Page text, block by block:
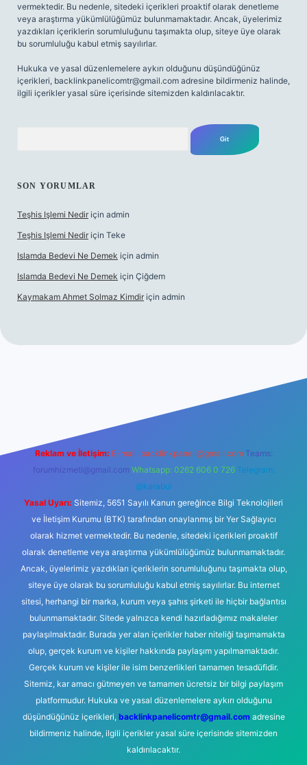
vermektedir. Bu nedenle, sitedeki içerikleri proaktif olarak denetleme
veya araştırma yükümlülüğümüz bulunmamaktadır. Ancak, üyelerimiz
yazdıkları içeriklerin sorumluluğunu taşımakta olup, siteye üye olarak
bu sorumluluğu kabul etmiş sayılırlar.
Hukuka ve yasal düzenlemelere aykırı olduğunu düşündüğünüz
içerikleri, backlinkpanelicomtr@gmail.com adresine bildirmeniz halinde,
ilgili içerikler yasal süre içerisinde sitemizden kaldırılacaktır.
SON YORUMLAR
Teşhis Işlemi Nedir için admin
Teşhis Işlemi Nedir için Teke
Islamda Bedevi Ne Demek için admin
Islamda Bedevi Ne Demek için Çiğdem
Kaymakam Ahmet Solmaz Kimdir için admin
Reklam ve İletişim: E-mail: backlinkpaneli@gmail.com Teams:
forumhizmeti@gmail.com Whatsapp: 0262 606 0 726 Telegram:
@karabul
Yasal Uyarı: Sitemiz, 5651 Sayılı Kanun gereğince Bilgi Teknolojileri
ve İletişim Kurumu (BTK) tarafından onaylanmış bir Yer Sağlayıcı
olarak hizmet vermektedir. Bu nedenle, sitedeki içerikleri proaktif
olarak denetleme veya araştırma yükümlülüğümüz bulunmamaktadır.
Ancak, üyelerimiz yazdıkları içeriklerin sorumluluğunu taşımakta olup,
siteye üye olarak bu sorumluluğu kabul etmiş sayılırlar. Bu internet
sitesi, herhangi bir marka, kurum veya şahıs şirketi ile hiçbir bağlantısı
bulunmamaktadır. Sitede yalnızca kendi hazırladığımız makaleler
paylaşılmaktadır. Burada yer alan içerikler haber niteliği taşımamakta
olup, gerçek kurum ve kişiler hakkında paylaşım yapılmamaktadır.
Gerçek kurum ve kişiler ile isim benzerlikleri tamamen tesadüfidir.
Sitemiz, kar amacı gütmeyen ve tamamen ücretsiz bir bilgi paylaşım
platformudur. Hukuka ve yasal düzenlemelere aykırı olduğunu
düşündüğünüz içerikleri, backlinkpanelicomtr@gmail.comadresine
bildirmeniz halinde, ilgili içerikler yasal süre içerisinde sitemizden
kaldırılacaktır.